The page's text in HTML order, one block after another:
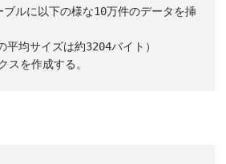
ルに以下の様な10万件のデータを挿